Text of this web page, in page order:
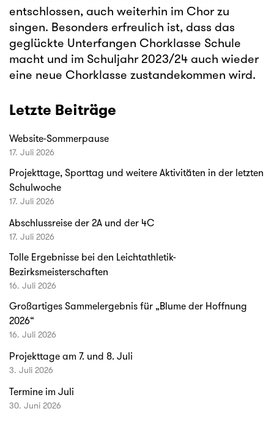
entschlossen, auch weiterhin im Chor zu
singen. Besonders erfreulich ist, dass das
geglückte Unterfangen Chorklasse Schule
macht und im Schuljahr 2023/24 auch wieder
eine neue Chorklasse zustandekommen wird.
Letzte Beiträge
Website-Sommerpause
17. Juli 2026
Projekttage, Sporttag und weitere Aktivitäten in der letzten
Schulwoche
17. Juli 2026
Abschlussreise der 2A und der 4C
17. Juli 2026
Tolle Ergebnisse bei den Leichtathletik-
Bezirksmeisterschaften
16. Juli 2026
Großartiges Sammelergebnis für „Blume der Hoffnung
2026“
16. Juli 2026
Projekttage am 7. und 8. Juli
3. Juli 2026
Termine im Juli
30. Juni 2026